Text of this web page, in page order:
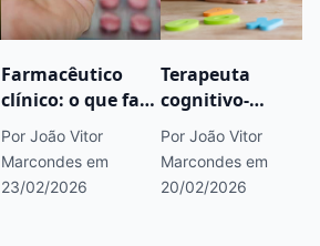
Farmacêutico
clínico: o que faz,
onde trabalha,
quanto ganha e
como se
especializar
Por João Vitor
Marcondes em
23/02/2026
Terapeuta
cognitivo-
comportamental:
atuação,
formação e
perspectivas de
Por João Vitor
Marcondes em
20/02/2026